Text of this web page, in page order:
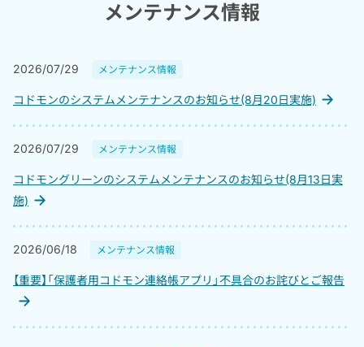
25,500施設
利用職員数
52 ※2
メンテナンス情報
2026/07/29 メンテナンス情報
コドモンのシステムメンテナンスのお知らせ(8月20日実施)
2026/07/29 メンテナンス情報
コドモングリーンのシステムメンテナンスのお知らせ(8月13日実
施)
2026/06/18 メンテナンス情報
【重要】「保護者用コドモン連絡帳アプリ」不具合のお詫びとご報告